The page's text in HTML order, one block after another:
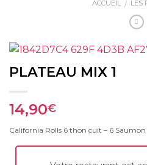
ACCUEIL / LES
PLATEAU MIX 1
14,90€
California Rolls 6 thon cuit – 6